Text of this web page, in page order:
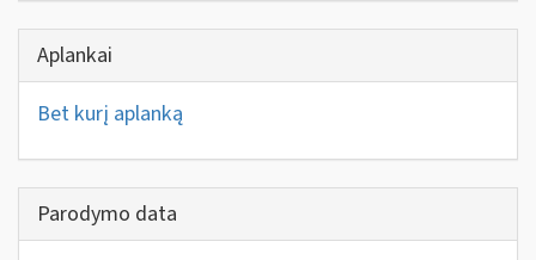
Aplankai
Bet kurį aplanką
Parodymo data